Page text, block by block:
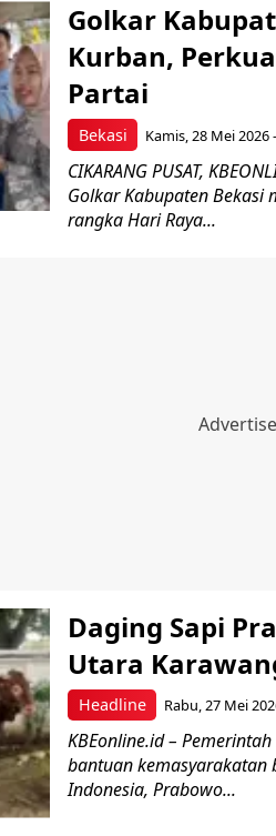
Bekasi
Golkar
Kurban,
Partai
Kamis, 28 Mei 2026
CIKARANG PUSAT,
Golkar Kabupaten Bekasi
rangka Hari Raya...
Headline
Daging Sapi
Utara
Rabu, 27 Mei
KBEonline.id –
bantuan kemasyarakatan
Indonesia, Prabowo...